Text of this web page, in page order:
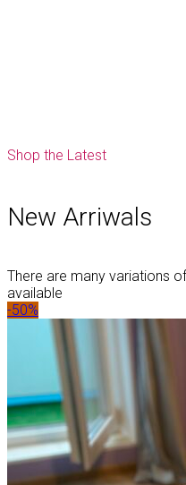
Shop the Latest
New Arriwals
There are many variations
available
-50%